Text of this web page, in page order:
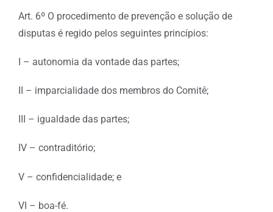
Art. 6º O procedimento de prevenção e solução de
disputas é regido pelos seguintes princípios:
I – autonomia da vontade das partes;
II – imparcialidade dos membros do Comitê;
III – igualdade das partes;
IV – contraditório;
V – confidencialidade; e
VI – boa-fé.